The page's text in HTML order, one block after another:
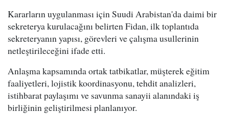
Kararların uygulanması için Suudi Arabistan'da daimi bir
sekreterya kurulacağını belirten Fidan, ilk toplantıda
sekreteryanın yapısı, görevleri ve çalışma usullerinin
netleştirileceğini ifade etti.
Anlaşma kapsamında ortak tatbikatlar, müşterek eğitim
faaliyetleri, lojistik koordinasyonu, tehdit analizleri,
istihbarat paylaşımı ve savunma sanayii alanındaki iş
birliğinin geliştirilmesi planlanıyor.